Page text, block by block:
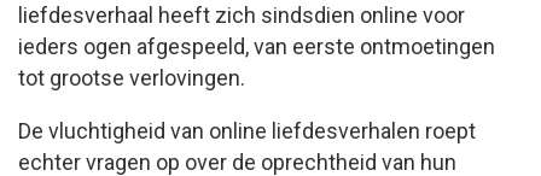
liefdesverhaal heeft zich sindsdien online voor
ieders ogen afgespeeld, van eerste ontmoetingen
tot grootse verlovingen.
De vluchtigheid van online liefdesverhalen roept
echter vragen op over de oprechtheid van hun